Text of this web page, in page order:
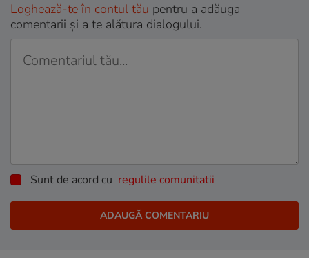
Loghează-te în contul tău pentru a adăuga
comentarii și a te alătura dialogului.
Sunt de acord cu regulile comunitatii